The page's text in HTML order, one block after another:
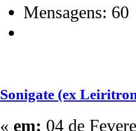
Mensagens: 60
Sonigate (ex
« em: 04 de